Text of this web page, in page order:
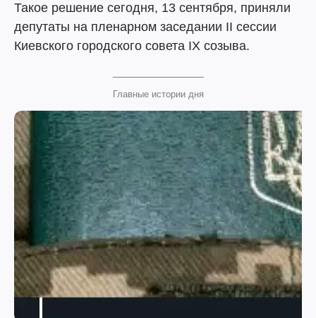
Такое решение сегодня, 13 сентября, приняли
депутаты на пленарном заседании ІІ сессии
Киевского городского совета ІХ созыва.
Главные истории дня